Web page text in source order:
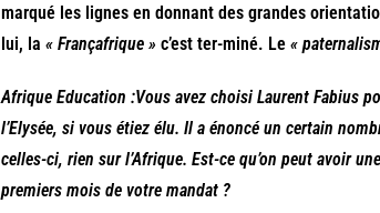
marqué les lignes en donnant des grandes
lui, la « Françafrique »c’est ter-miné. Le «
Afrique Education :Vous avez choisi Laurent Fabius
l’Elysée, si vous étiez élu. Il a énoncé un certain
celles-ci, rien sur l’Afrique. Est-ce qu’on peut avoir
premiers mois de votre mandat ?